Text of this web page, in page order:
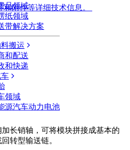
附件等详细技术信息。
品领域
纸领域
带解决方案
搬运
和配送
和快递
领域
源汽车动力电池
加长销轴，可将模块拼接成基本的
转型输送链。